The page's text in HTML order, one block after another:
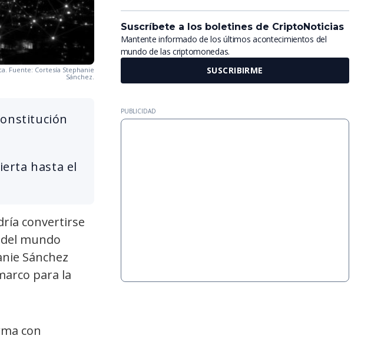
Fuente: Cortesía Stephanie
Sánchez.
hasta el
convertirse
mundo
Sánchez
para la
con
Suscríbete a los boletines de CriptoNoticias
Mantente informado de los últimos acontecimientos del
mundo de las criptomonedas.
SUSCRIBIRME
PUBLICIDAD